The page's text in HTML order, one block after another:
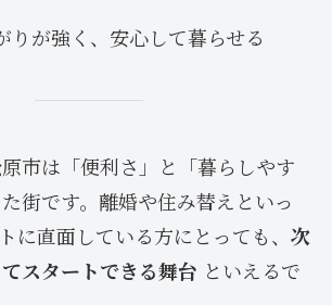
りが強く、安心して暮らせる
市は「便利さ」と「暮らしやす
街です。離婚や住み替えといっ
に直面している方にとっても、 次
スタートできる舞台 といえるで